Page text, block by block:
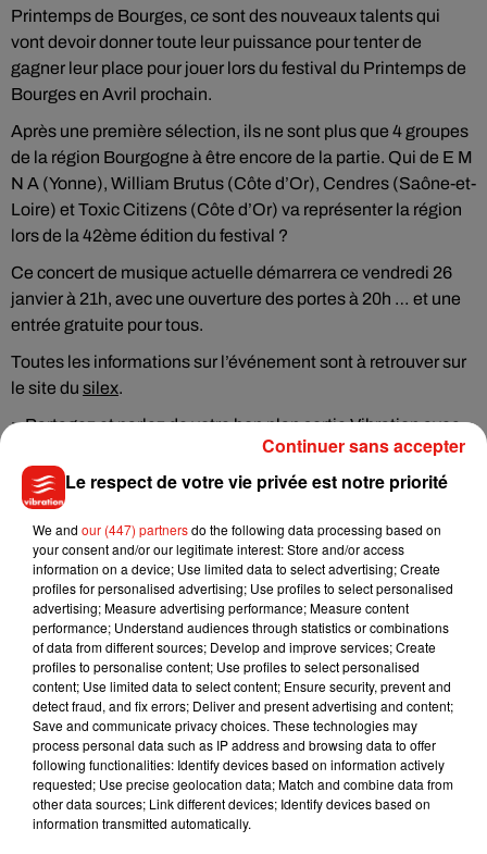
Printemps de Bourges, ce sont des nouveaux talents qui
vont devoir donner toute leur puissance pour tenter de
gagner leur place pour jouer lors du festival du Printemps de
Bourges en Avril prochain.
Après une première sélection, ils ne sont plus que 4 groupes
de la région Bourgogne à être encore de la partie. Qui de E M
N A (Yonne), William Brutus (Côte d’Or), Cendres (Saône-et-
Loire) et Toxic Citizens (Côte d’Or) va représenter la région
lors de la 42ème édition du festival ?
Ce concert de musique actuelle démarrera ce vendredi 26
janvier à 21h, avec une ouverture des portes à 20h … et une
entrée gratuite pour tous.
Toutes les informations sur l’événement sont à retrouver sur
le site du silex.
> Partagez et parlez de votre bon plan sortie Vibration avec
Musique
7 août 2026
Julien Lieb s’essaye à la vie de chatelain
dans son nouveau clip
7 août 2026
Madonna sort enfin le remix de « Love
Sensation » avec Kylie Minogue
Le respect de votre vie privée est notre priorité
We and our (447) partnersdo the following data processing based on
your consent and/or our legitimate interest: Store and/or access
information on a device; Use limited data to select advertising; Create
profiles for personalised advertising; Use profiles to select personalised
advertising; Measure advertising performance; Measure content
performance; Understand audiences through statistics or combinations
of data from different sources; Develop and improve services; Create
profiles to personalise content; Use profiles to select personalised
content; Use limited data to select content; Ensure security, prevent and
detect fraud, and fix errors; Deliver and present advertising and content;
Save and communicate privacy choices. These technologies may
process personal data such as IP address and browsing data to offer
following functionalities: Identify devices based on information actively
requested; Use precise geolocation data; Match and combine data from
other data sources; Link different devices; Identify devices based on
information transmitted automatically.
Continuer sans accepter